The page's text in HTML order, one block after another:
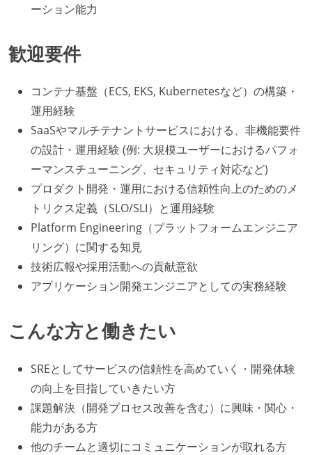
ーション能力
歓迎要件
コンテナ基盤（ECS, EKS, Kubernetesなど）の構築・
運用経験
SaaSやマルチテナントサービスにおける、非機能要件
の設計・運用経験 (例: 大規模ユーザーにおけるパフォ
ーマンスチューニング、セキュリティ対応など)
プロダクト開発・運用における信頼性向上のためのメ
トリクス定義（SLO/SLI）と運用経験
Platform Engineering（プラットフォームエンジニア
リング）に関する知見
技術広報や採用活動への貢献意欲
アプリケーション開発エンジニアとしての実務経験
こんな方と働きたい
SREとしてサービスの信頼性を高めていく・開発体験
の向上を目指していきたい方
課題解決（開発プロセス改善を含む）に興味・関心・
能力がある方
他のチームと適切にコミュニケーションが取れる方